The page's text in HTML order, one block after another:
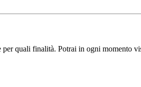
per quali finalità. Potrai in ogni